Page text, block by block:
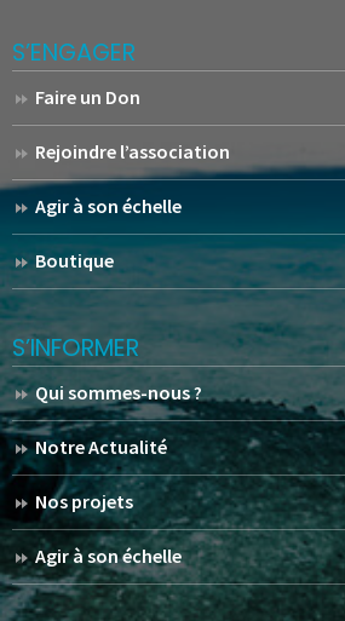
S’ENGAGER
Faire un Don
Rejoindre l’association
Agir à son échelle
Boutique
S’INFORMER
Qui sommes-nous ?
Notre Actualité
Nos projets
Agir à son échelle